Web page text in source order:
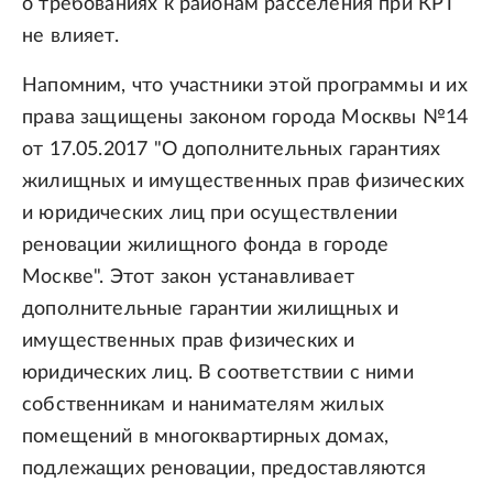
о требованиях к районам расселения при КРТ
не влияет.
Напомним, что участники этой программы и их
права защищены законом города Москвы №14
от 17.05.2017 "О дополнительных гарантиях
жилищных и имущественных прав физических
и юридических лиц при осуществлении
реновации жилищного фонда в городе
Москве". Этот закон устанавливает
дополнительные гарантии жилищных и
имущественных прав физических и
юридических лиц. В соответствии с ними
собственникам и нанимателям жилых
помещений в многоквартирных домах,
подлежащих реновации, предоставляются